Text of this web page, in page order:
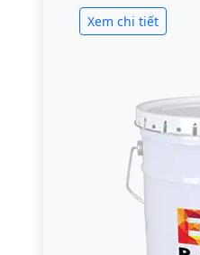
Xem chi tiết